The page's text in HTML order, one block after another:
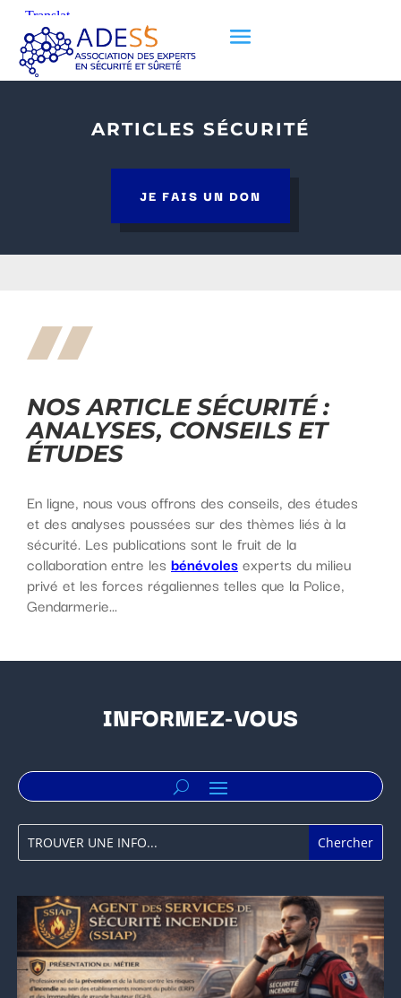
ARTICLES SÉCURITÉ
JE FAIS UN DON
NOS ARTICLE SÉCURITÉ :
ANALYSES, CONSEILS ET
ÉTUDES
En ligne, nous vous offrons des conseils, des études
et des analyses poussées sur des thèmes liés à la
sécurité. Les publications sont le fruit de la
collaboration entre les bénévolesexperts du milieu
privé et les forces régaliennes telles que la Police,
Gendarmerie...
INFORMEZ-VOUS